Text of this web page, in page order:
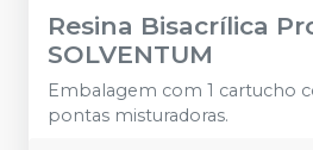
Resina Bisacrílica
SOLVENTUM
Embalagem com 1 cartucho
pontas misturadoras.